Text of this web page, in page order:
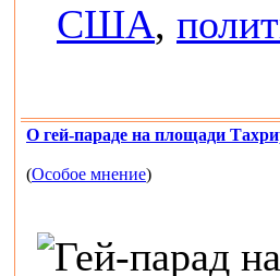
США,
О гей-параде на площади
(Особое мнение)